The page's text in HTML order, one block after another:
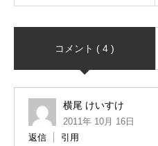
コメント ( 4 )
横尾 けいすけ
2011年 10月 16日
返信
引用